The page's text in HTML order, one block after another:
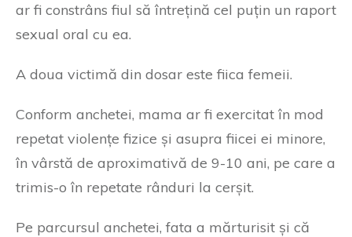
ar fi constrâns fiul să întrețină cel puțin un raport
sexual oral cu ea.
A doua victimă din dosar este fiica femeii.
Conform anchetei, mama ar fi exercitat în mod
repetat violențe fizice și asupra fiicei ei minore,
în vârstă de aproximativă de 9-10 ani, pe care a
trimis-o în repetate rânduri la cerșit.
Pe parcursul anchetei, fata a mărturisit și că